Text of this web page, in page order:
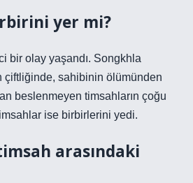
yer mi?
bir olay yaşandı. Songkhla
çiftliğinde, sahibinin ölümünden
beslenmeyen timsahların çoğu
ise birbirlerini yedi.
arasındaki